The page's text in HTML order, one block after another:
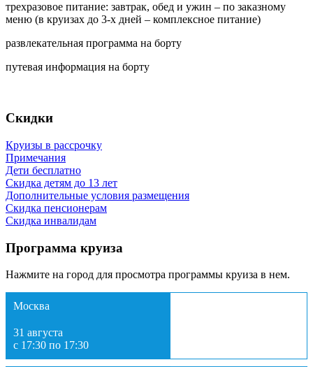
трехразовое питание: завтрак, обед и ужин – по заказному
меню (в круизах до 3-х дней – комплексное питание)
развлекательная программа на борту
путевая информация на борту
Скидки
Круизы в рассрочку
Примечания
Дети бесплатно
Скидка детям до 13 лет
Дополнительные условия размещения
Скидка пенсионерам
Скидка инвалидам
Программа круиза
Нажмите на город для просмотра программы круиза в нем.
Москва
31 августа
с 17:30 по 17:30